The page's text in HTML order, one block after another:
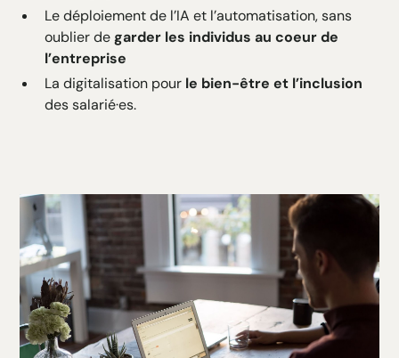
Le déploiement de l’IA et l’automatisation, sans
oublier degarder les individus au coeur de
l’entreprise
La digitalisation pour le bien-être et l’inclusion
des salarié·es.